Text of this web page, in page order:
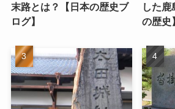
末路とは？【日本の歴史ブ
ログ】
した鹿
の歴史